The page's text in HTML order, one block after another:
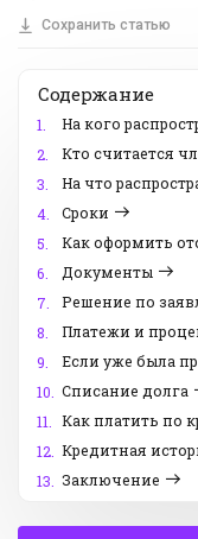
Сохранить статью
Содержание
1.
На кого
2.
Кто считается
3.
На что
4.
Сроки
5.
Как оформить
6.
Документы
7.
Решение по
8.
Платежи и
9.
Если уже была
10. Списание долга
11. Как платить по
12. Кредитная
13. Заключение